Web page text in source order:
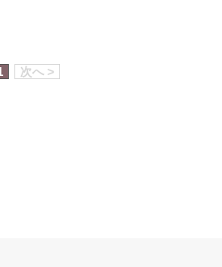
次へ >